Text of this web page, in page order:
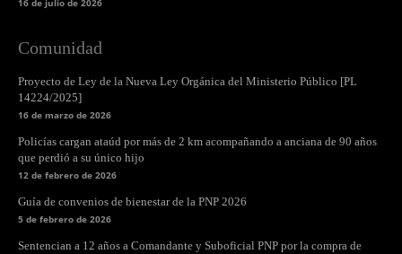
16 de julio de 2026
Comunidad
Proyecto de Ley de la Nueva Ley Orgánica del Ministerio Público [PL
14224/2025]
16 de marzo de 2026
Policías cargan ataúd por más de 2 km acompañando a anciana de 90 años
que perdió a su único hijo
12 de febrero de 2026
Guía de convenios de bienestar de la PNP 2026
5 de febrero de 2026
Sentencian a 12 años a Comandante y Suboficial PNP por la compra de